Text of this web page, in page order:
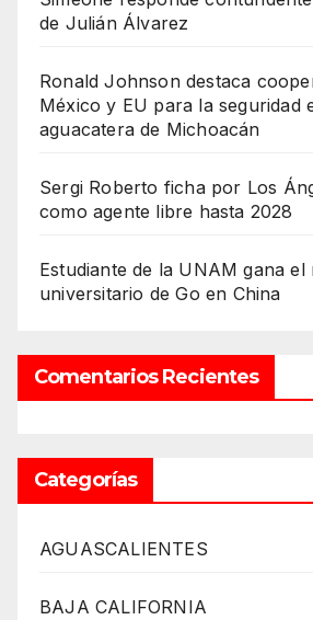
de Julián Álvarez
Ronald Johnson destaca
México y EU para la seguridad
aguacatera de Michoacán
Sergi Roberto ficha por Los
como agente libre hasta 2028
Estudiante de la UNAM gana el
universitario de Go en China
Comentarios Recientes
Categorías
AGUASCALIENTES
BAJA CALIFORNIA